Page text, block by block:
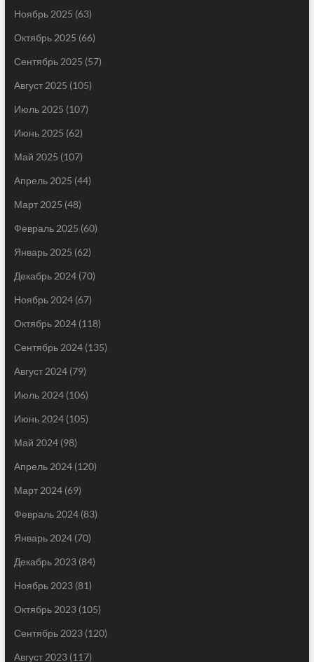
Ноябрь 2025 (63)
Октябрь 2025 (66)
Сентябрь 2025 (57)
Август 2025 (105)
Июль 2025 (107)
Июнь 2025 (62)
Май 2025 (107)
Апрель 2025 (44)
Март 2025 (48)
Февраль 2025 (60)
Январь 2025 (62)
Декабрь 2024(70)
Ноябрь 2024(67)
Октябрь 2024(118)
Сентябрь 2024(135)
Август 2024(79)
Июль 2024(106)
Июнь 2024(105)
Май 2024(98)
Апрель 2024(120)
Март 2024(69)
Февраль 2024(83)
Январь 2024(70)
Декабрь 2023(84)
Ноябрь 2023(81)
Октябрь 2023(105)
Сентябрь 2023(120)
Август 2023(117)